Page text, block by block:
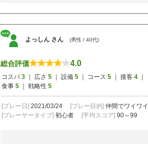
よっしん さん (男性 / 40代)
総合評価 4.0
コスパ 3 ｜ 広さ 5 ｜ 設備 5 ｜ コース 5 ｜ 接客 4
食事 5 ｜ 戦略性 5
[プレー日] 2021/03/24 [プレー目的] 仲間でワイワイ
[プレーヤータイプ] 初心者 [平均スコア] 90～99